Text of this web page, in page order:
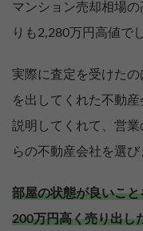
マンション売却相場
りも2,280万円高値で
実際に査定を受けた
を出してくれた不動
説明してくれて、営
らの不動産会社を選び
部屋の状態が良いこ
200万円高く売り出し